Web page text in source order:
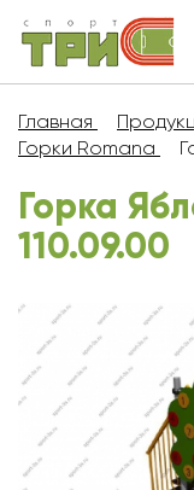
Главная
Горки Romana
Горка
110.09.00